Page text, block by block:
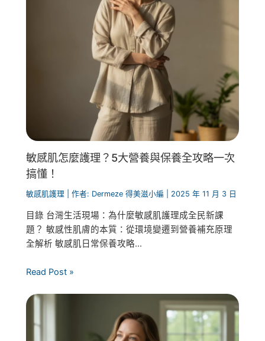
敏感肌怎麼護理？5大營養與保養全攻略一次
搞懂！
敏感肌護理 | 作者: Dermeze 得美滋小編 2025 年 11 月 3 日
目錄 台灣生活現場：為什麼敏感肌護理成全民新課
題？ 敏感性肌膚的本質：從環境變遷到營養補充原理
全解析 敏感肌日常保養攻略...
Read Post »